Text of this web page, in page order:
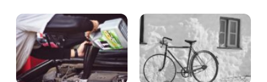
sportbilar i detalj och ge en omfattande
öve...